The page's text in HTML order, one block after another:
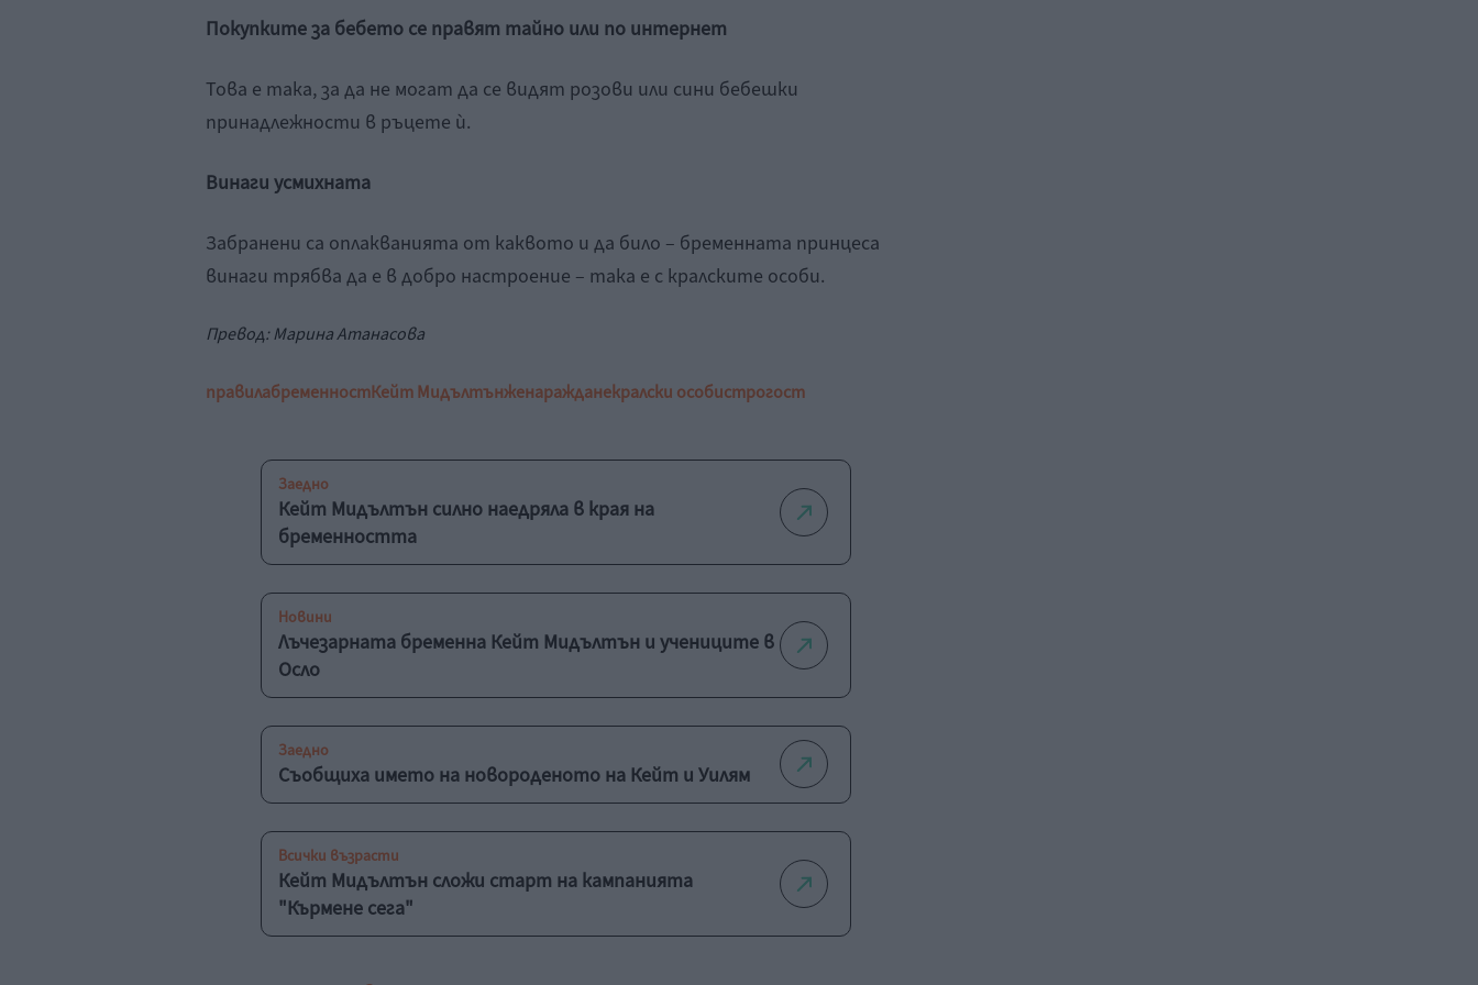
Покупките за бебето се правят тайно или по интернет
Това е така, за да не могат да се видят розови или сини бебешки
принадлежности в ръцете ѝ.
Винаги усмихната
Забранени са оплакванията от каквото и да било – бременната принцеса
винаги трябва да е в добро настроение – така е с кралските особи.
Превод: Марина Атанасова
правилабременностКейт Мидълтънженаражданекралски особистрогост
Заедно
Кейт Мидълтън силно наедряла в края на
бременността
Новини
Лъчезарната бременна Кейт Мидълтън и учениците в
Осло
Заедно
Съобщиха името на новороденото на Кейт и Уилям
Всички възрасти
Кейт Мидълтън сложи старт на кампанията
"Кърмене сега"